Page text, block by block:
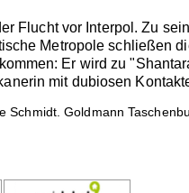
Flucht vor Interpol. Zu
Metropole schließen
Er wird zu
mit dubiosen
Goldmann